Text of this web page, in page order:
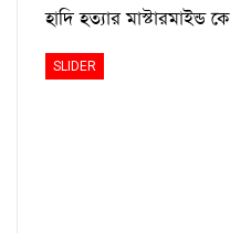
হাদি হত্যার মাস্টারমাইন্ড কে
SLIDER